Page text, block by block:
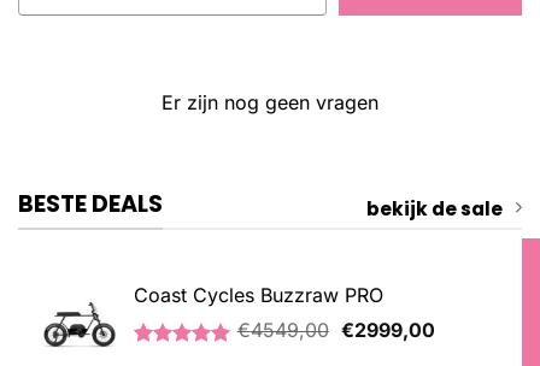
Er zijn nog geen vragen
BESTE DEALS bekijk de sale
Coast Cycles Buzzraw PRO
€4549,00 Oorspronkelijke
€2999,00Huidige